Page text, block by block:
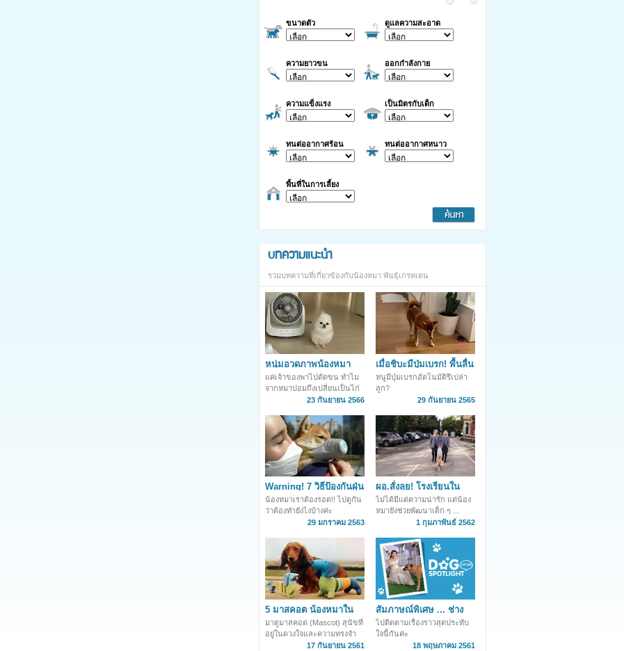
ขนาดตัว ดูแลความสะอาด
ความยาวขน ออกกำลังกาย
ความแข็งแรง เป็นมิตรกับเด็ก
ทนต่ออากาศร้อน ทนต่ออากาศหนาว
พื้นที่ในการเลี้ยง
บทความแนะนำ
รวมบทความที่เกี่ยวข้องกับน้องหมา พันธุ์เกรทเดน
หนุ่มอวดภาพน้องหมา
หลังตัดขน ชาวเน็ตแซว
มองยังไงก็เหมือนไก่
แค่เจ้าของพาไปตัดขน ทำไม
จากหมาปอมถึงเปลี่ยนเป็นไก่
23 กันยายน 2566
เมื่อชิบะมีปุ่มเบรก! พื้นลื่น
ก็ไม่ใช่ปัญหา
หนูมีปุ่มเบรกอัตโนมัติรึเปล่า
ลูก?
29 กันยายน 2565
Warning! 7 วิธีป้องกันฝุ่น
PM 2.5 ที่เจ้าของน้อง
หมาต้องรู้
น้องหมาเราต้องรอด!! ไปดูกัน
ว่าต้องทำยังไงบ้างค่ะ
29 มกราคม 2563
ผอ.สั่งลุย! โรงเรียนใน
อังกฤษนำตูบมาช่วย
พัฒนาการเรียน ลด
เครียดให้เด็ก
ไม่ได้มีแต่ความน่ารัก แต่น้อง
หมายังช่วยพัฒนาเด็ก ๆ ...
1 กุมภาพันธ์ 2562
5 มาสคอต น้องหมาใน
ดวงใจของคนทั่วโลก
มาดูมาสคอต (Mascot) สุนัขที่
อยู่ในดวงใจและความทรงจำ
ของคนทั่วโลกกัน17 กันยายน 2561
สัมภาษณ์พิเศษ ... ช่าง
ภาพใจดี ถ่าย - โพสต์
ภาพหมาจรในงานแต่งจน
หมาได้เจอเจ้าของ
ไปติดตามเรื่องราวสุดประทับ
ใจนี้กันค่ะ
18 พฤษภาคม 2561